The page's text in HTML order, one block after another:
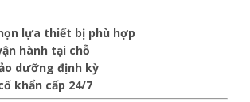
lựa thiết bị phù hợp
hành tại chỗ
dưỡng định kỳ
khẩn cấp 24/7